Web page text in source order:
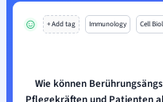
+ Add tag Immunology Cell
Wie können